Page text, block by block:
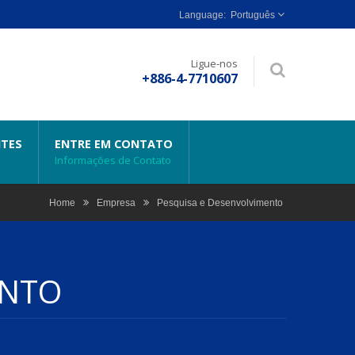
Português
Ligue-nos
+886-4-7710607
ENTRE EM CONTATO
Informações de Contato
Home Empresa Pesquisa e Desenvolvimento